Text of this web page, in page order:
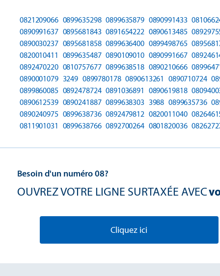
0821209066 0899635298 0899635879 0890991433
0890991637 0895681843 0891654222 0890613485
0890030237 0895681858 0899636400 0899498765
0820010411 0899635487 0890109010 0890991667
0892470220 0810757677 0899638518 0890210666
0890001079 3249 0899780178 0890613261 0890710724
0899860085 0892478724 0891036891 0890619818
0890612539 0890241887 0899638303 3988 0899635736
0890240975 0899638736 0892479812 0820011040
0811901031 0899638766 0892700264 0801820036
Besoin d'un numéro 08?
OUVREZ VOTRE LIGNE SURTAXÉE AVEC
Cliquez ici